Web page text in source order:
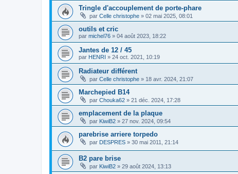
Tringle d'accouplement de porte-phare
par Celle christophe » 02 mai 2025, 08:01
outils et cric
par michel76 » 04 août 2023, 18:22
Jantes de 12 / 45
par HENRI » 24 oct. 2021, 10:19
Radiateur différent
par Celle christophe » 18 avr. 2024, 21:07
Marchepied B14
par Chouka62 » 21 déc. 2024, 17:28
emplacement de la plaque
par KiwiB2 » 27 nov. 2024, 09:54
parebrise arriere torpedo
par DESPRES » 30 mai 2011, 21:14
B2 pare brise
par KiwiB2 » 29 août 2024, 13:13